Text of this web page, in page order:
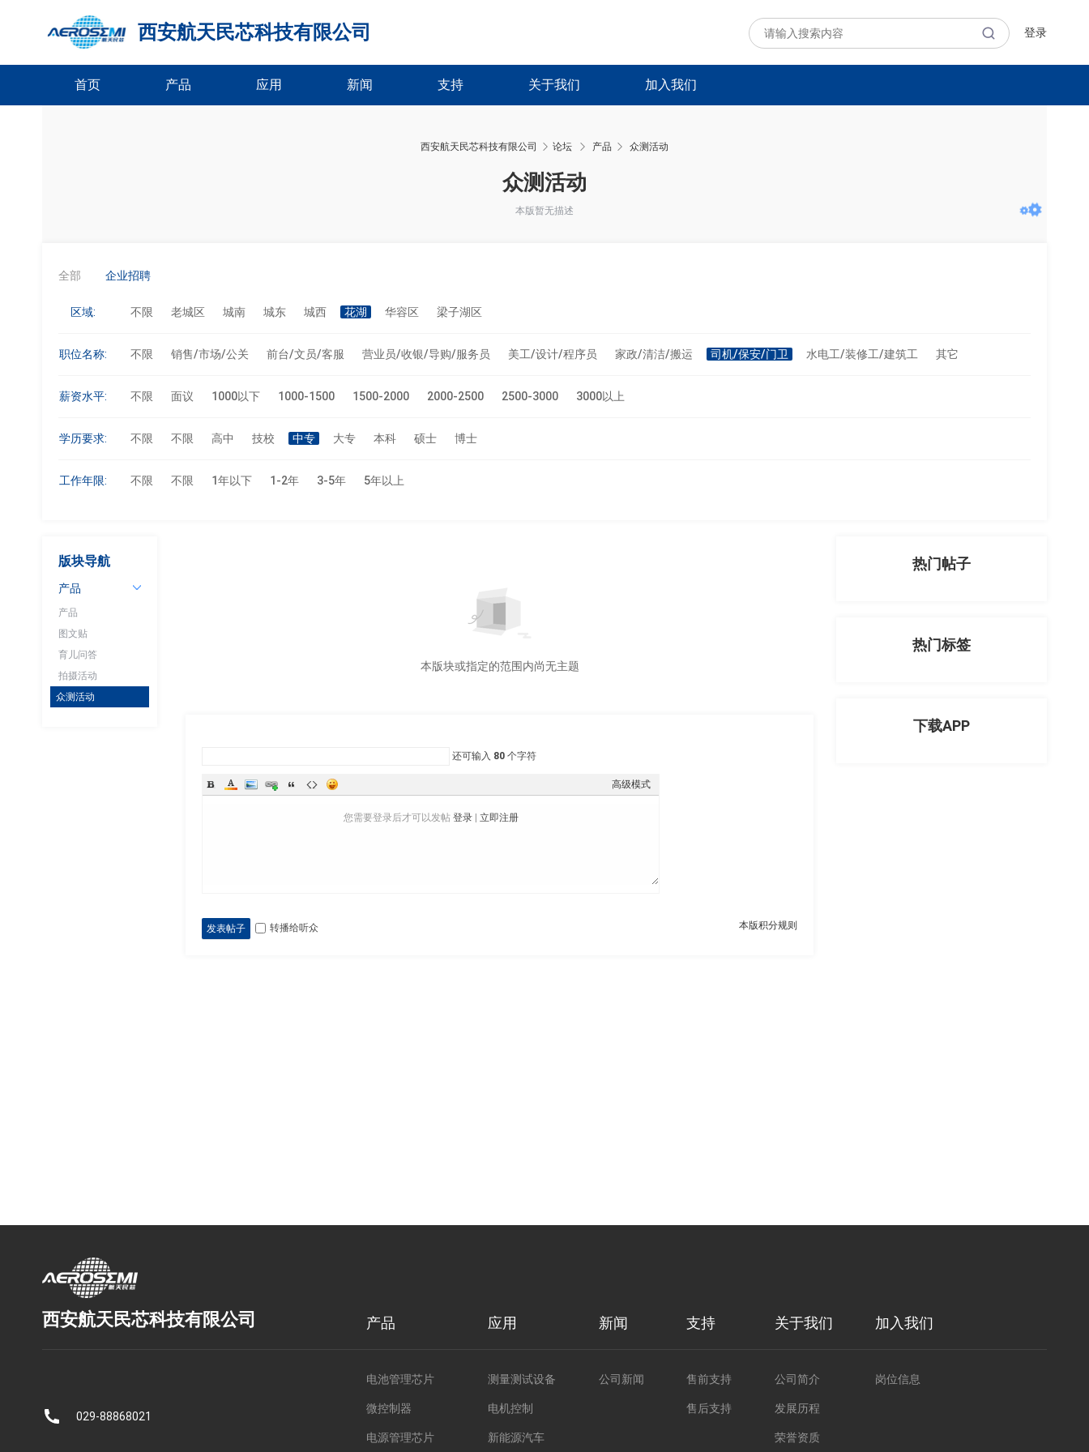
西安航天民芯科技有限公司 登录
首页 产品 应用 新闻 支持 关于我们 加入我们
西安航天民芯科技有限公司 论坛
›
产品 众测活动
众测活动
本版暂无描述
全部 企业招聘
区域: 不限 老城区 城南 城东 城西 花湖 华容区 梁子湖区
职位名称: 不限 销售/市场/公关 前台/文员/客服 营业员/收银/导购/服务员 美工/设计/程序员 家政/清洁/搬运 司机/保安/门卫 水电工/装修工/建筑工 其它
薪资水平: 不限 面议 1000以下 1000-1500 1500-2000 2000-2500 2500-3000 3000以上
学历要求: 不限 不限 高中 技校 中专 大专 本科 硕士 博士
工作年限: 不限 不限 1年以下 1-2年 3-5年 5年以上
版块导航
产品
产品
图文贴
育儿问答
拍摄活动
众测活动
本版块或指定的范围内尚无主题
还可输入 80 个字符
高级模式
您需要登录后才可以发帖 登录| 立即注册
本版积分规则
发表帖子 转播给听众
热门帖子
热门标签
下载APP
西安航天民芯科技有限公司
029-88868021
产品
电池管理芯片
微控制器
电源管理芯片
应用
测量测试设备
电机控制
新能源汽车
新闻
公司新闻
支持
售前支持
售后支持
关于我们
公司简介
发展历程
荣誉资质
加入我们
岗位信息